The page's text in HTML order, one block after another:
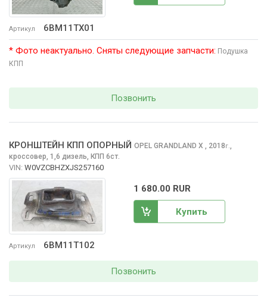
Артикул 6BM11TX01
* Фото неактуально. Сняты следующие запчасти: Подушка
КПП
Позвонить
Артикул 6BM11T102
КРОНШТЕЙН КПП ОПОРНЫЙ OPEL GRANDLAND X , 2018г.,
кроссовер, 1,6 дизель, КПП 6ст.
VIN: W0VZCBHZXJS257160
1 680.00 RUR
Купить
Позвонить